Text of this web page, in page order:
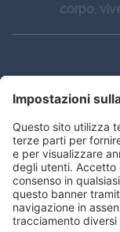
corpo,
Viale